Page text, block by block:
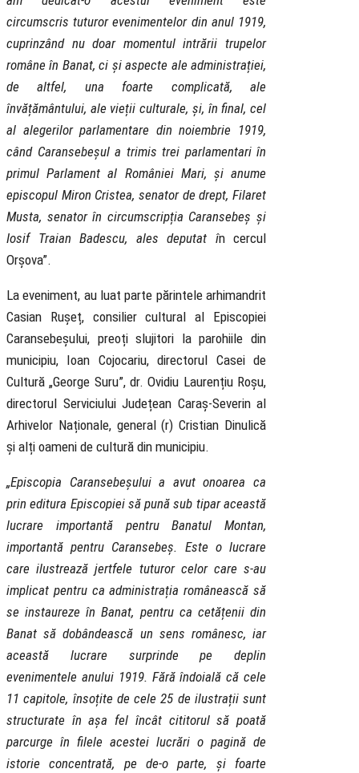
circumscris tuturor evenimentelor din anul 1919,
cuprinzând nu doar momentul intrării trupelor
române în Banat, ci și aspecte ale administrației,
de altfel, una foarte complicată, ale
învățământului, ale vieții culturale, și, în final, cel
al alegerilor parlamentare din noiembrie 1919,
când Caransebeșul a trimis trei parlamentari în
primul Parlament al României Mari, și anume
episcopul Miron Cristea, senator de drept, Filaret
Musta, senator în circumscripția Caransebeș și
Iosif Traian Badescu, ales deputat în cercul
Orșova”.
La eveniment, au luat parte părintele arhimandrit
Casian Rușeț, consilier cultural al Episcopiei
Caransebeșului, preoți slujitori la parohiile din
municipiu, Ioan Cojocariu, directorul Casei de
Cultură „George Suru”, dr. Ovidiu Laurențiu Roșu,
directorul Serviciului Județean Caraș-Severin al
Arhivelor Naționale, general (r) Cristian Dinulică
și alți oameni de cultură din municipiu.
„Episcopia Caransebeșului a avut onoarea ca
prin editura Episcopiei să pună sub tipar această
lucrare importantă pentru Banatul Montan,
importantă pentru Caransebeș. Este o lucrare
care ilustrează jertfele tuturor celor care s-au
implicat pentru ca administrația românească să
se instaureze în Banat, pentru ca cetățenii din
Banat să dobândească un sens românesc, iar
această lucrare surprinde pe deplin
evenimentele anului 1919. Fără îndoială că cele
11 capitole, însoțite de cele 25 de ilustrații sunt
structurate în așa fel încât cititorul să poată
parcurge în filele acestei lucrări o pagină de
istorie concentrată, pe de-o parte, și foarte